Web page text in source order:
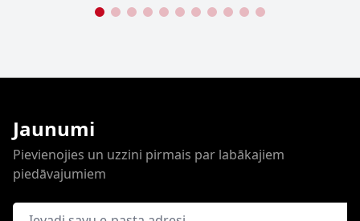
Jaunumi
Pievienojies un uzzini pirmais par labākajiem
piedāvajumiem
E-pasta adrese